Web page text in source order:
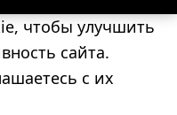
чтобы улучшить
сайта.
с их